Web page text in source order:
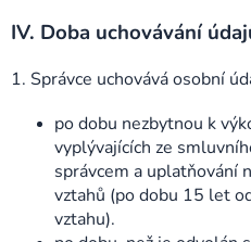
IV. Doba uchovávání
1. Správce uchovává osobní
po dobu nezbytnou k
vyplývajících ze
správcem a uplatňování
vztahů (po dobu 15 let
vztahu).